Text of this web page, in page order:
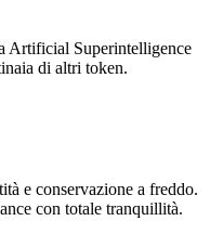
Artificial Superintelligence
di altri token.
e conservazione a freddo.
con totale tranquillità.